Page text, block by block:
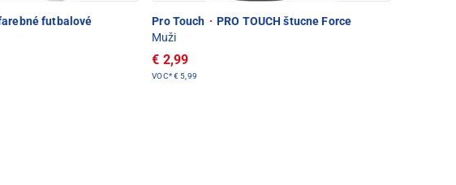
futbalové
Pro Touch · PRO TOUCH štucne Force
Muži
€ 2,99
VOC*€ 5,99